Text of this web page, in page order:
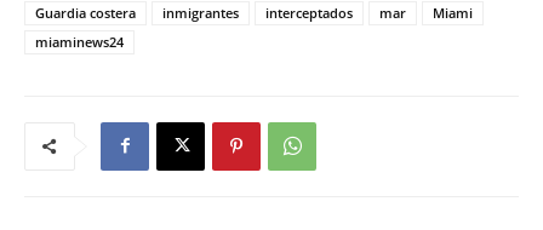
Guardia costera
inmigrantes interceptados mar
Miami
miaminews24